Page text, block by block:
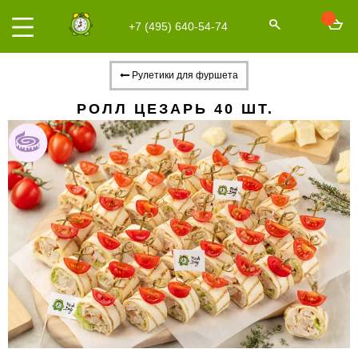
+7 (495) 640-54-74
Рулетики для фуршета
РОЛЛ ЦЕЗАРЬ 40 ШТ.